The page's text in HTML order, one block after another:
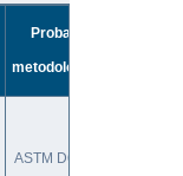
Proba-
metodologia
ASTM D638